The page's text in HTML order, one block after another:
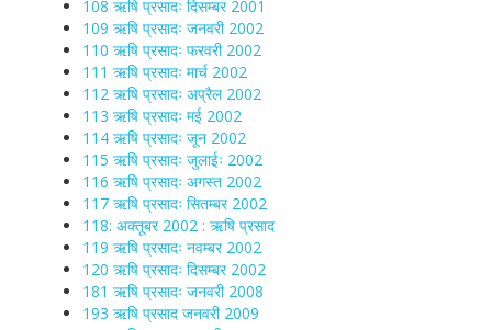
108 ऋषि प्रसादः दिसम्बर 2001
109 ऋषि प्रसादः जनवरी 2002
110 ऋषि प्रसादः फरवरी 2002
111 ऋषि प्रसादः मार्च 2002
112 ऋषि प्रसादः अप्रैल 2002
113 ऋषि प्रसादः मई 2002
114 ऋषि प्रसादः जून 2002
115 ऋषि प्रसादः जुलाईः 2002
116 ऋषि प्रसादः अगस्त 2002
117 ऋषि प्रसादः सितम्बर 2002
118: अक्तूबर 2002 : ऋषि प्रसाद
119 ऋषि प्रसादः नवम्बर 2002
120 ऋषि प्रसादः दिसम्बर 2002
181 ऋषि प्रसादः जनवरी 2008
193 ऋषि प्रसाद जनवरी 2009